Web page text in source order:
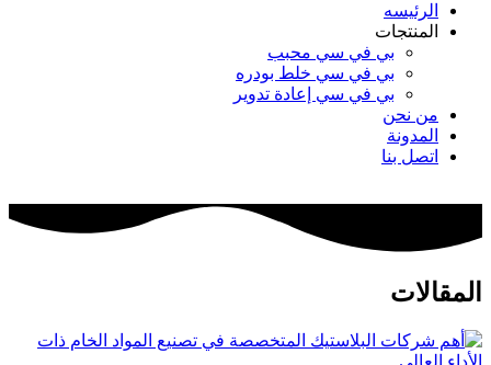
الرئيسه
المنتجات
بي في سي محبب
بي في سي خلط بودره
بي في سي إعادة تدوير
من نحن
المدونة
اتصل بنا
المقالات